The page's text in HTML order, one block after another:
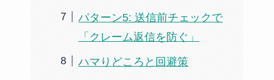
パターン5: 送信前チェックで
「クレーム返信を防ぐ」
ハマりどころと回避策